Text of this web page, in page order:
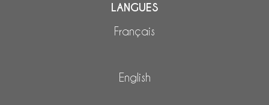
LANGUES
Français
English